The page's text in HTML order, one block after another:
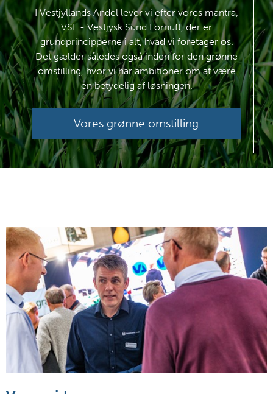
I Vestjyllands Andel lever vi efter vores mantra,
VSF - Vestjysk Sund Fornuft, der er
grundprincipperne i alt, hvad vi foretager os.
Det gælder således også inden for den grønne
omstilling, hvor vi har ambitioner om at være
en betydelig af løsningen.
Vores grønne omstilling